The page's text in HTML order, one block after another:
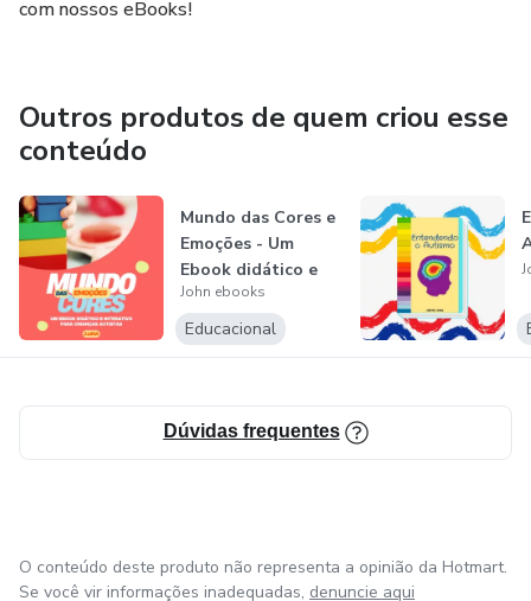
com nossos eBooks!
Outros produtos de quem criou esse
conteúdo
Mundo das Cores e
Emoções - Um
Ebook didático e
Interativo p...
John ebooks
Educacional
Dúvidas frequentes
O conteúdo deste produto não representa a opinião da Hotmart.
Se você vir informações inadequadas, denuncie aqui